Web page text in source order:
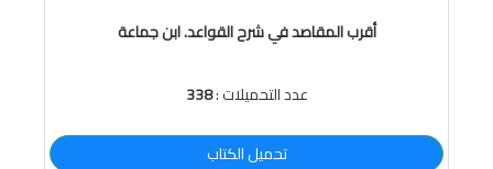
أقرب المقاصد في شرح القواعد. ابن جماعة
عدد التحميلات :338
تحميل الكتاب